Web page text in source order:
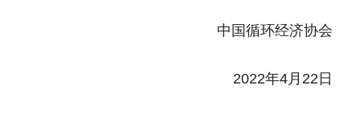
中国循环经济协会
2022年4月22日